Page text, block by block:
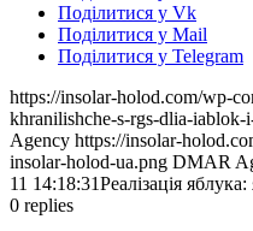
Поділитися у Vk
Поділитися у Mail
Поділитися у Telegram
https://insolar-holod.com/wp-
khranilishche-s-rgs-dlia-
Agency https://insolar-
insolar-holod-ua.png DMAR
11 14:18:31Реалізація
0 replies